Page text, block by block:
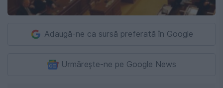
Adaugă-ne ca sursă preferată în Google
Urmărește-ne pe Google News